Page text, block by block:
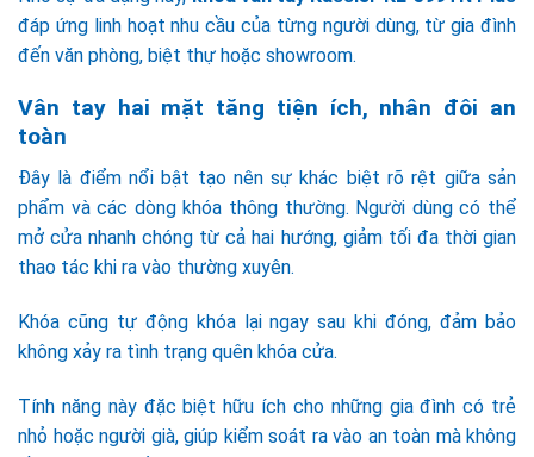
đáp ứng linh hoạt nhu cầu của từng người dùng, từ gia đình
đến văn phòng, biệt thự hoặc showroom.
Vân tay hai mặt tăng tiện ích, nhân đôi an
toàn
Đây là điểm nổi bật tạo nên sự khác biệt rõ rệt giữa sản
phẩm và các dòng khóa thông thường. Người dùng có thể
mở cửa nhanh chóng từ cả hai hướng, giảm tối đa thời gian
thao tác khi ra vào thường xuyên.
Khóa cũng tự động khóa lại ngay sau khi đóng, đảm bảo
không xảy ra tình trạng quên khóa cửa.
Tính năng này đặc biệt hữu ích cho những gia đình có trẻ
nhỏ hoặc người già, giúp kiểm soát ra vào an toàn mà không